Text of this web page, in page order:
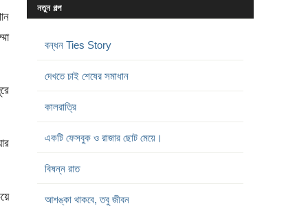
নতুন গল্প
বন্ধন Ties Story
দেখতে চাই শেষের সমাধান
কালরাত্রি
একটি ফেসবুক ও রাজার ছোট মেয়ে।
বিষন্ন রাত
আশঙ্কা থাকবে, তবু জীবন